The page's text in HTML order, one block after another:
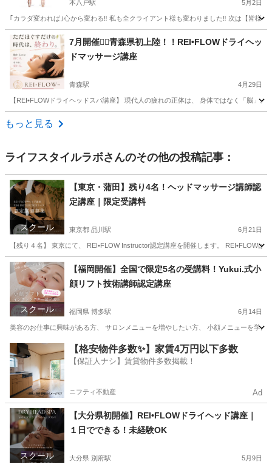
誕生🏆ダイエットごっこ😭もう辞めよう🔥
本八戸駅 5月2日
｢カラダ変われば｣心から変わる‼️ 私も全クライアント様も変わりました‼️ 次は【皆様
青森 八戸市 本八戸駅 その他
7月開催❤️‍🔥青森県初上陸！！REI•FLOWドライヘッ
ドマッサージ講座
青森駅 4月29日
【REI•FLOWドライヘッドスパ講座】 現代人の疲れの正体は、 身体ではなく「脳」
青森 青森市
もっと見る
ライフスタイルラボさんのその他の投稿記事：
スクール
【東京・蒲田】残り4名！ヘッドマッサージ講師認
定講座｜限定受講料
東京都 品川駅 6月21日
【残り４名】 東京にて、 REI•FLOW Instructor認定講座を開催します。 REI•FLOW
東京 江東区 品川駅 美容健康 講座
スクール
【福岡開催】全国で限定5名の受講料！Yukui.式小
顔リフト技術講師認定講座
福岡県 博多駅 6月14日
美容のお仕事に興味がある方、 サロンメニューを増やしたい方、 小顔メニューを学
福岡 福岡市 博多駅 リフトアップ 小顔
【格安物件多数✨】家賃4万円以下多数
【保証人ナシ】賃貸物件多数掲載！
ニフティ不動産 Ad
スクール
【大分県初開催】REI•FLOWドライヘッド講座｜
１日でできる！未経験OK
大分県 別府駅 5月9日